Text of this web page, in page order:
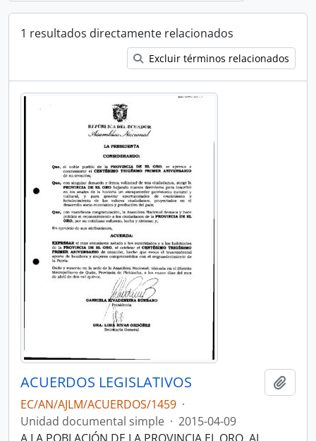
1 resultados directamente relacionados
Excluir términos relacionados
ACUERDOS LEGISLATIVOS
EC/AN/AJLM/ACUERDOS/1459 ·
Unidad documental simple · 2015-04-09